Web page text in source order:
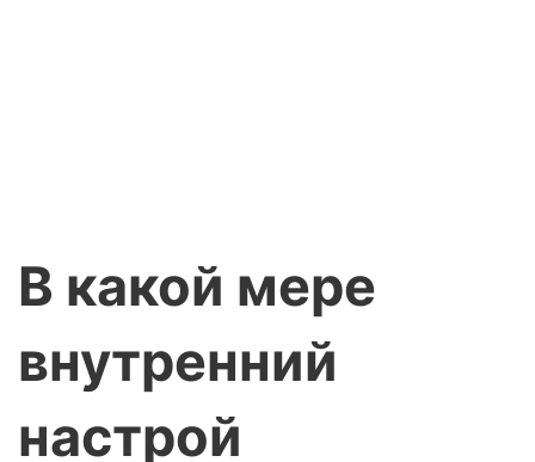
В какой мере
внутренний
настрой